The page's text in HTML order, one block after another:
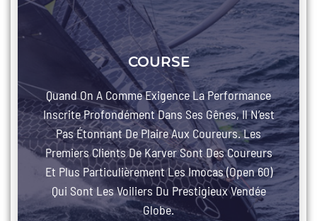
COURSE
Quand On A Comme Exigence La Performance
Inscrite Profondément Dans Ses Gênes, Il N’est
Pas Étonnant De Plaire Aux Coureurs. Les
Premiers Clients De Karver Sont Des Coureurs
Et Plus Particulièrement Les Imocas (Open 60)
Qui Sont Les Voiliers Du Prestigieux Vendée
Globe.